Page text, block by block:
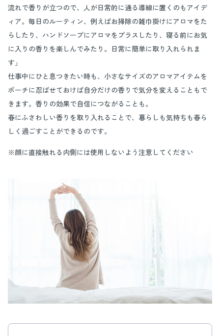
流れで香りが立つので、人が日常的に通る導線に置くのもアイデ
ィア。毎日のルーティン、例えばお掃除の雑巾掛けにアロマをた
らしたり、ハンドソープにアロマをプラスしたり、寝る前にお気
に入りの香りを楽しんでみたり。日常に簡単に取り入れられま
す」
仕事中にひと息つきたい時も、小さなサイズのアロマアイテムを
ポーチに忍ばせておけば自分だけの香りで気分を変えることもで
きます。香りの効果で自信につながることも。
春にふさわしい香りを取り入れることで、暮らしも気持ちも春ら
しく過ごすことができるのです。
※顔に直接触れる内側には使用しないよう注意してください